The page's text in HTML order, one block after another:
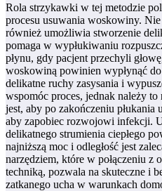
Rola strzykawki w tej metodzie
procesu usuwania woskowiny.
również umożliwia stworzenie
pomaga w wypłukiwaniu
płynu, gdy pacjent przechyli
woskowiną powinien wypłynąć
delikatne ruchy zasysania i
wspomóc proces, jednak należy
jest, aby po zakończeniu płukania
aby zapobiec rozwojowi infekcji.
delikatnego strumienia ciepłego
najniższą moc i odległość jest
narzędziem, które w połączeniu z
techniką, pozwala na skuteczne i
zatkanego ucha w warunkach